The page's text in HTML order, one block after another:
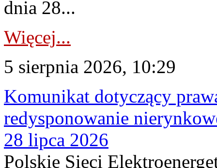
dnia 28...
Więcej...
5 sierpnia 2026, 10:29
Komunikat dotyczący
redysponowanie
28 lipca 2026
Polskie Sieci